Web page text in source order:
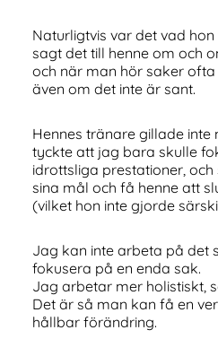
Naturligtvis var det vad
sagt det till henne om och
och när man hör saker
även om det inte är sant.
Hennes tränare gillade inte
tyckte att jag bara skulle
idrottsliga prestationer,
sina mål och få henne att
(vilket hon inte gjorde
Jag kan inte arbeta på det
fokusera på en enda sak.
Jag arbetar mer holistiskt,
Det är så man kan få en
hållbar förändring.